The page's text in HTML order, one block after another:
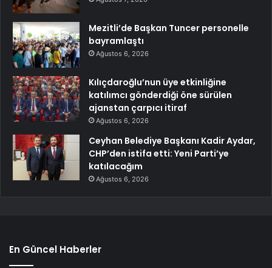
Mezitli’de Başkan Tuncer personelle
bayramlaştı
Ağustos 6, 2026
Kılıçdaroğlu’nun üye etkinliğine
katılımcı gönderdiği öne sürülen
ajanstan çarpıcı itiraf
Ağustos 6, 2026
Ceyhan Belediye Başkanı Kadir Aydar,
CHP’den istifa etti: Yeni Parti’ye
katılacağım
Ağustos 6, 2026
En Güncel Haberler